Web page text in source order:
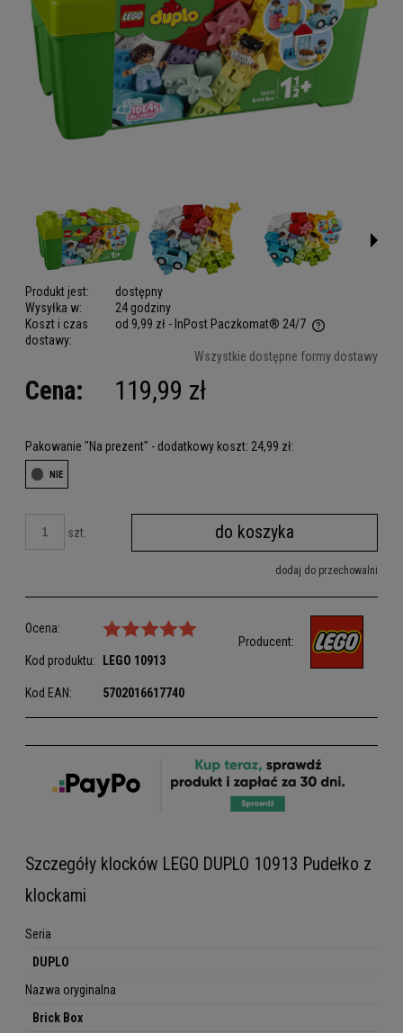
Produkt jest:
dostępny
Wysyłka w:
24 godziny
Koszt i czas
dostawy:
od 9,99 zł - InPost Paczkomat® 24/7
Cena nie zawiera ewentualnych kosztów płatności
Wszystkie dostępne formy dostawy
Cena: 119,99 zł
Pakowanie "Na prezent" - dodatkowy koszt: 24,99 zł:
szt. do koszyka
dodaj do przechowalni
Ocena:
Kod produktu: LEGO 10913
Kod EAN: 5702016617740
Producent:
Szczegóły klocków LEGO DUPLO 10913 Pudełko z
klockami
Seria
DUPLO
Nazwa oryginalna
Brick Box